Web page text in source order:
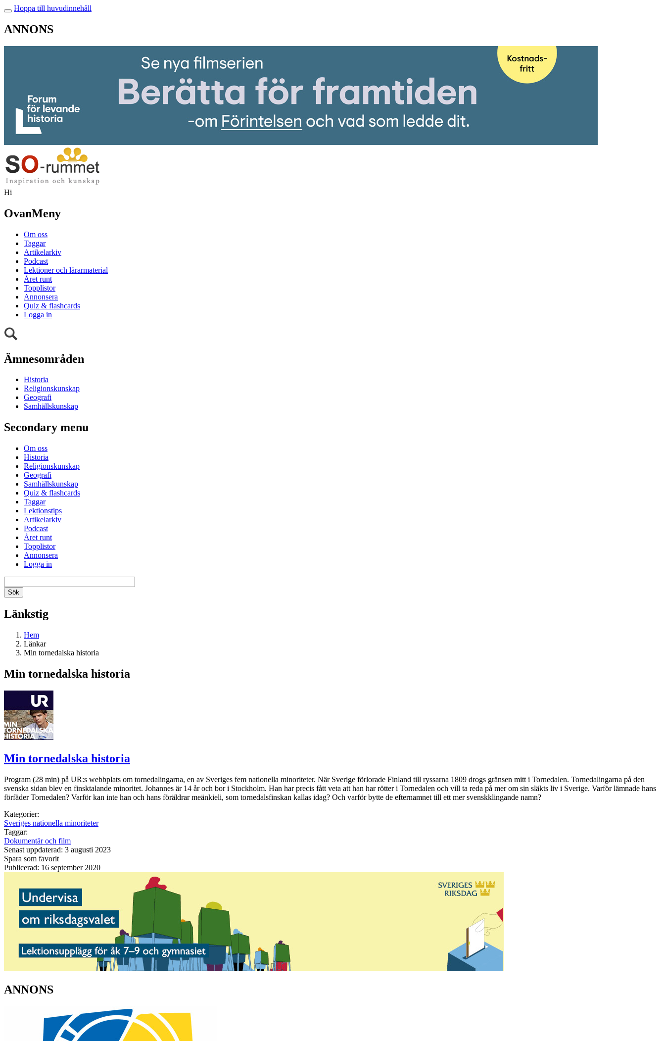
Hoppa till huvudinnehåll
ANNONS
Hi
OvanMeny
Om oss
Taggar
Artikelarkiv
Podcast
Lektioner och lärarmaterial
Året runt
Topplistor
Annonsera
Quiz & flashcards
Logga in
Ämnesområden
Historia
Religionskunskap
Geografi
Samhällskunskap
Secondary menu
Om oss
Historia
Religionskunskap
Geografi
Samhällskunskap
Quiz & flashcards
Taggar
Lektionstips
Artikelarkiv
Podcast
Året runt
Topplistor
Annonsera
Logga in
Länkstig
Hem
Länkar
Min tornedalska historia
Min tornedalska historia
Min tornedalska historia
Program (28 min) på UR:s webbplats om tornedalingarna, en av Sveriges fem nationella minoriteter. När Sverige förlorade Finland till ryssarna 1809 drogs gränsen mitt i Tornedalen. Tornedalingarna på den
svenska sidan blev en finsktalande minoritet. Johannes är 14 år och bor i Stockholm. Han har precis fått veta att han har rötter i Tornedalen och vill ta reda på mer om sin släkts liv i Sverige. Varför lämnade hans
förfäder Tornedalen? Varför kan inte han och hans föräldrar meänkieli, som tornedalsfinskan kallas idag? Och varför bytte de efternamnet till ett mer svenskklingande namn?
Kategorier:
Sveriges nationella minoriteter
Taggar:
Dokumentär och film
Senast uppdaterad: 3 augusti 2023
Spara som favorit
Publicerad: 16 september 2020
ANNONS